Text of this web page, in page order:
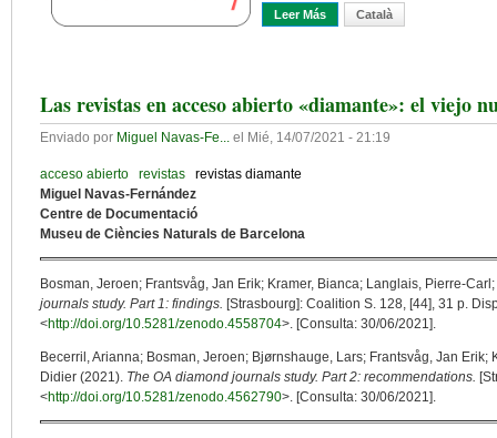
Leer Más Sobre Las Revistas
Català
Las revistas en acceso abierto «diamante»: el viejo
Enviado por Miguel Navas-Fe... el Mié, 14/07/2021 - 21:19
acceso abierto revistas
revistas diamante
Miguel Navas-Fernández
Centre de Documentació
Museu de Ciències Naturals de Barcelona
Bosman, Jeroen; Frantsvåg, Jan Erik; Kramer, Bianca; Langlais, Pierre-
journals study. Part 1: findings. [Strasbourg]: Coalition S. 128, [44], 31 p.
<http://doi.org/10.5281/zenodo.4558704>. [Consulta: 30/06/2021].
Becerril, Arianna; Bosman, Jeroen; Bjørnshauge, Lars; Frantsvåg, Jan Erik;
Didier (2021). The OA diamond journals study. Part 2: recommendations.
<http://doi.org/10.5281/zenodo.4562790>. [Consulta: 30/06/2021].